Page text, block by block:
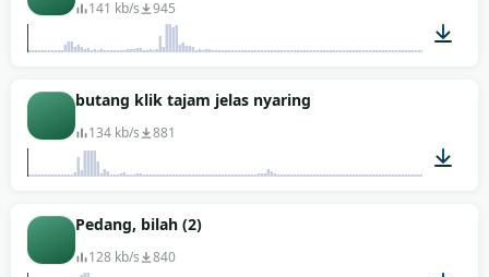
141 kb/s 945
butang klik tajam jelas nyaring
134 kb/s 881
Pedang, bilah (2)
128 kb/s 840